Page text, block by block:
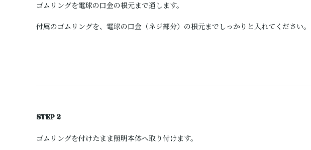
ゴムリングを電球の口金の根元まで通します。
付属のゴムリングを、電球の口金（ネジ部分）の根元までしっかりと入れてください。
STEP 2
ゴムリングを付けたまま照明本体へ取り付けます。